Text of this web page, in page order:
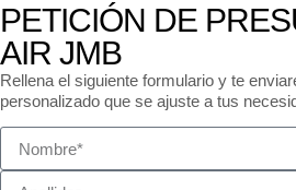
PETICIÓN DE
AIR JMB
Rellena el siguiente formulario y te
personalizado que se ajuste a tus